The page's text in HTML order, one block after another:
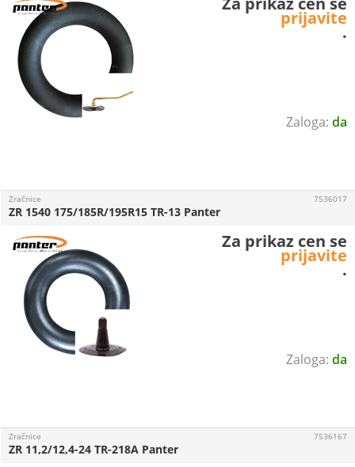
da
prijavite
.
da
Zračnice
ZR 1540 175/185R/195R15 TR-13 Panter
7536017
Za prikaz cen se
prijavite
.
Zračnice
ZR 11,2/12,4-24 TR-218A Panter
7536167